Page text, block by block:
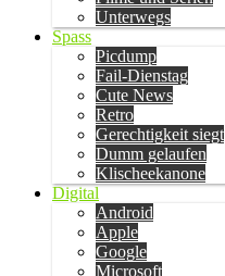
Unterwegs
Spass
Picdump
Fail-Dienstag
Cute News
Retro
Gerechtigkeit siegt
Dumm gelaufen
Klischeekanone
Digital
Android
Apple
Google
Microsoft